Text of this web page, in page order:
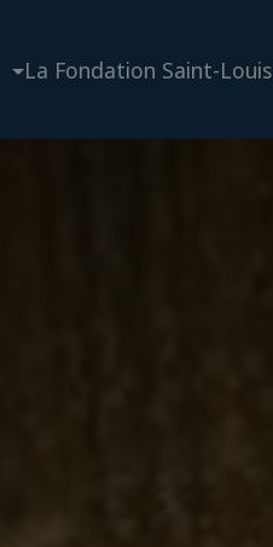
La Fondation Saint-Louis